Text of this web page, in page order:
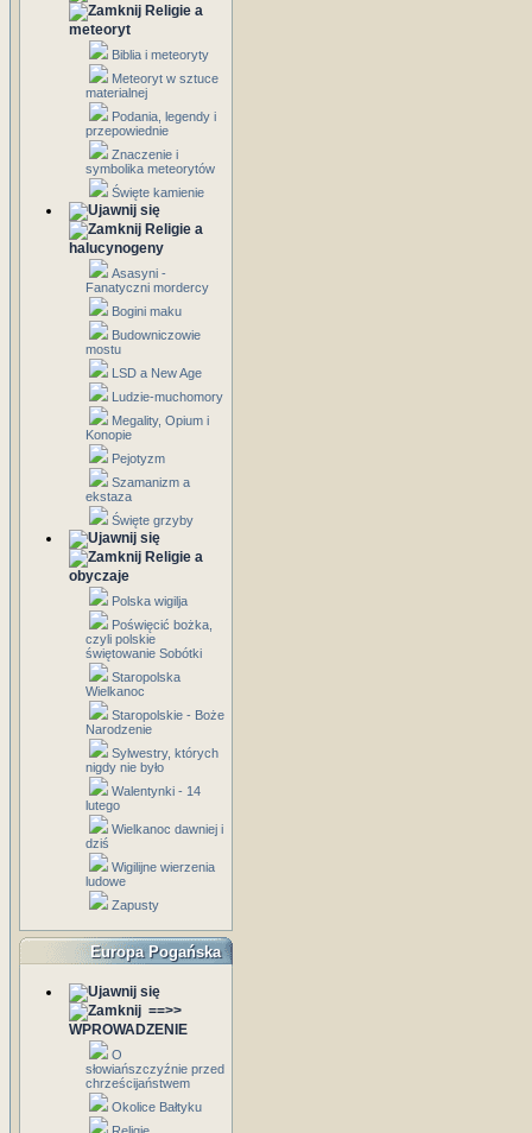
Religie a
meteoryt
Biblia i meteoryty
Meteoryt w sztuce
materialnej
Podania, legendy i
przepowiednie
Znaczenie i
symbolika meteorytów
Święte kamienie
Religie a
halucynogeny
Asasyni -
Fanatyczni mordercy
Bogini maku
Budowniczowie
mostu
LSD a New Age
Ludzie-muchomory
Megality, Opium i
Konopie
Pejotyzm
Szamanizm a
ekstaza
Święte grzyby
Religie a
obyczaje
Polska wigilja
Poświęcić bożka,
czyli polskie
świętowanie Sobótki
Staropolska
Wielkanoc
Staropolskie - Boże
Narodzenie
Sylwestry, których
nigdy nie było
Walentynki - 14
lutego
Wielkanoc dawniej i
dziś
Wigilijne wierzenia
ludowe
Zapusty
Europa Pogańska
==>>
WPROWADZENIE
O
słowiańszczyźnie przed
chrześcijaństwem
Okolice Bałtyku